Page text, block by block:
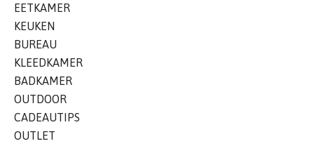
EETKAMER
KEUKEN
BUREAU
KLEEDKAMER
BADKAMER
OUTDOOR
CADEAUTIPS
OUTLET